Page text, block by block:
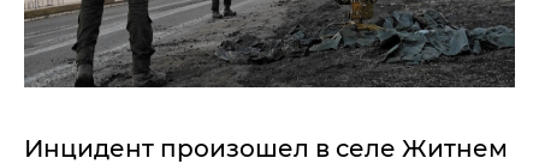
Инцидент произошел в селе Житнем